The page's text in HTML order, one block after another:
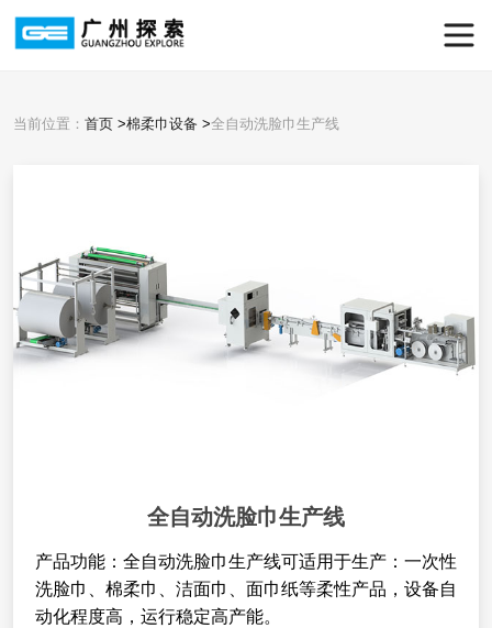
当前位置： 首页 >棉柔巾设备 >全自动洗脸巾生产线
全自动洗脸巾生产线
产品功能：全自动洗脸巾生产线可适用于生产：一次性
洗脸巾、棉柔巾、洁面巾、面巾纸等柔性产品，设备自
动化程度高，运行稳定高产能。